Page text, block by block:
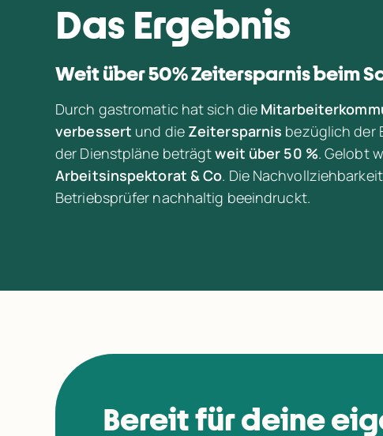
Das Ergebnis
Weit über 50% Zeitersparnis beim
Durch gastromatic hat sich die
verbessert und die Zeitersparnis bezüglich der
der Dienstpläne beträgt weit über 50 %. Gelobt
Arbeitsinspektorat & Co. Die
Betriebsprüfer nachhaltig beeindruckt.
Bereit für deine